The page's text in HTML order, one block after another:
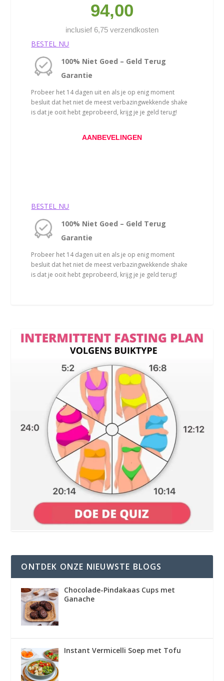
94,00
inclusief 6,75 verzendkosten
BESTEL NU
100% Niet Goed – Geld Terug
Garantie
Probeer het 14 dagen uit en als je op enig moment
besluit dat het niet de meest verbazingwekkende shake
is dat je ooit hebt geprobeerd, krijg je je geld terug!
AANBEVELINGEN
BESTEL NU
100% Niet Goed – Geld Terug
Garantie
Probeer het 14 dagen uit en als je op enig moment
besluit dat het niet de meest verbazingwekkende shake
is dat je ooit hebt geprobeerd, krijg je je geld terug!
ONTDEK ONZE NIEUWSTE BLOGS
Chocolade-Pindakaas Cups met
Ganache
Instant Vermicelli Soep met Tofu